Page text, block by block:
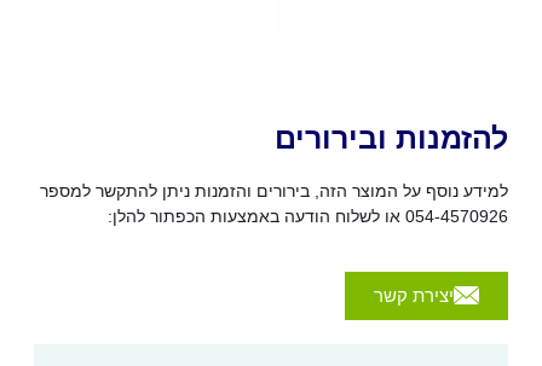
להזמנות ובירורים
למידע נוסף על המוצר הזה, בירורים והזמנות ניתן להתקשר למספר
054-4570926 או לשלוח הודעה באמצעות הכפתור להלן:
יצירת קשר